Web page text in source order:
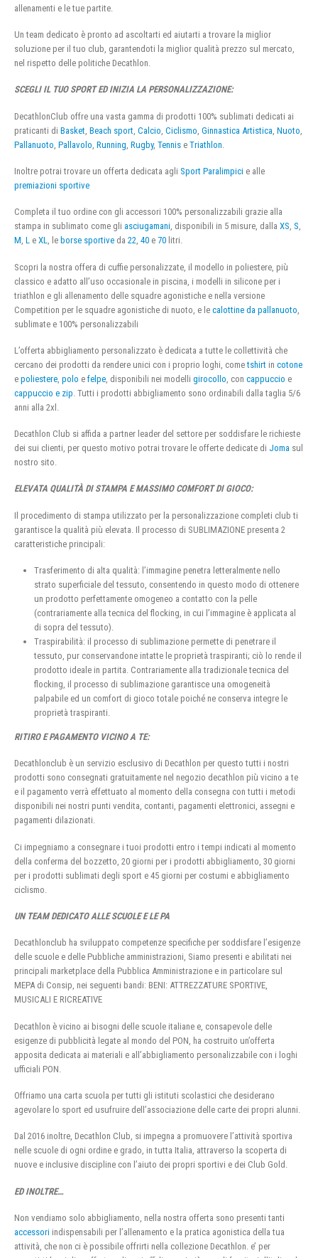
allenamenti e le tue partite.
Un team dedicato è pronto ad ascoltarti ed aiutarti a trovare la miglior
soluzione per il tuo club, garantendoti la miglior qualità prezzo sul mercato,
nel rispetto delle politiche Decathlon.
SCEGLI IL TUO SPORT ED INIZIA LA PERSONALIZZAZIONE:
DecathlonClub offre una vasta gamma di prodotti 100% sublimati dedicati ai
praticanti di Basket Beach sport Calcio Ciclismo Ginnastica Artistica Nuoto
Pallanuoto Pallavolo Running Rugby, Tennis e Triathlon
Inoltre potrai trovare un offerta dedicata agli Sport Paralimpici e alle
premiazioni sportive
Completa il tuo ordine con gli accessori 100% personalizzabili grazie alla
stampa in sublimato come gli asciugamani, disponibili in 5 misure, dalla XS, S,
M, L e XL, le borse sportive da 22, 40 e 70 litri.
Scopri la nostra offera di cuffie personalizzate, il modello in poliestere, più
classico e adatto all’uso occasionale in piscina, i modelli in silicone per i
triathlon e gli allenamento delle squadre agonistiche e nella versione
Competition per le squadre agonistiche di nuoto, e le calottine da pallanuoto
sublimate e 100% personalizzabili
L’offerta abbigliamento personalizzato è dedicata a tutte le collettività che
cercano dei prodotti da rendere unici con i proprio loghi, cometshirt in cotone
e poliestere polo e felpe , disponibili nei modelli girocollo , con cappuccio e
cappuccio e zip . Tutti i prodotti abbigliamento sono ordinabili dalla taglia 5/6
anni alla 2xl.
Decathlon Club si affida a partner leader del settore per soddisfare le richieste
dei sui clienti, per questo motivo potrai trovare le offerte dedicate di Joma sul
nostro sito.
ELEVATA QUALITÀ DI STAMPA E MASSIMO COMFORT DI GIOCO:
Il procedimento di stampa utilizzato per la personalizzazione completi club ti
garantisce la qualità più elevata. Il processo di SUBLIMAZIONE presenta 2
caratteristiche principali:
Trasferimento di alta qualità: l’immagine penetra letteralmente nello
strato superficiale del tessuto, consentendo in questo modo di ottenere
un prodotto perfettamente omogeneo a contatto con la pelle
(contrariamente alla tecnica del flocking, in cui l’immagine è applicata al
di sopra del tessuto).
Traspirabilità: il processo di sublimazione permette di penetrare il
tessuto, pur conservandone intatte le proprietà traspiranti; ciò lo rende il
prodotto ideale in partita. Contrariamente alla tradizionale tecnica del
flocking, il processo di sublimazione garantisce una omogeneità
palpabile ed un comfort di gioco totale poiché ne conserva integre le
proprietà traspiranti.
RITIRO E PAGAMENTO VICINO A TE:
Decathlonclub è un servizio esclusivo di Decathlon per questo tutti i nostri
prodotti sono consegnati gratuitamente nel negozio decathlon più vicino a te
e il pagamento verrà effettuato al momento della consegna con tutti i metodi
disponibili nei nostri punti vendita, contanti, pagamenti elettronici, assegni e
pagamenti dilazionati.
Ci impegniamo a consegnare i tuoi prodotti entro i tempi indicati al momento
della conferma del bozzetto, 20 giorni per i prodotti abbigliamento, 30 giorni
per i prodotti sublimati degli sport e 45 giorni per costumi e abbigliamento
ciclismo.
UN TEAM DEDICATO ALLE SCUOLE E LE PA
Decathlonclub ha sviluppato competenze specifiche per soddisfare l’esigenze
delle scuole e delle Pubbliche amministrazioni, Siamo presenti e abilitati nei
principali marketplace della Pubblica Amministrazione e in particolare sul
MEPA di Consip, nei seguenti bandi: BENI: ATTREZZATURE SPORTIVE,
MUSICALI E RICREATIVE
Decathlon è vicino ai bisogni delle scuole italiane e, consapevole delle
esigenze di pubblicità legate al mondo del PON, ha costruito un’offerta
apposita dedicata ai materiali e all’abbigliamento personalizzabile con i loghi
ufficiali PON.
Offriamo una carta scuola per tutti gli istituti scolastici che desiderano
agevolare lo sport ed usufruire dell’associazione delle carte dei propri alunni.
Dal 2016 inoltre, Decathlon Club, si impegna a promuovere l’attività sportiva
nelle scuole di ogni ordine e grado, in tutta Italia, attraverso la scoperta di
nuove e inclusive discipline con l’aiuto dei propri sportivi e dei Club Gold.
ED INOLTRE…
Non vendiamo solo abbigliamento, nella nostra offerta sono presenti tanti
accessori indispensabili per l’allenamento e la pratica agonistica della tua
attività, che non ci è possibile offrirti nella collezione Decathlon. e’ per